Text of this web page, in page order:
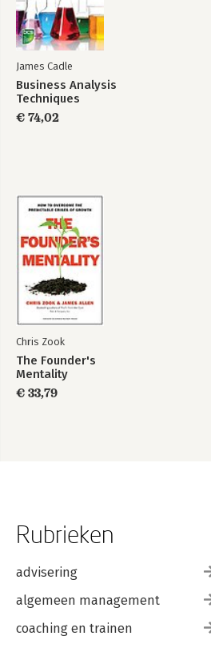
James Cadle
Business Analysis
Techniques
€ 74,02
Chris Zook
The Founder's
Mentality
€ 33,79
Rubrieken
advisering
algemeen management
coaching en trainen